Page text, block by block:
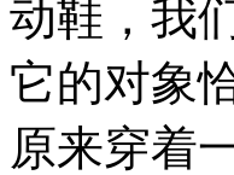
动鞋，我
它的对象
原来穿着